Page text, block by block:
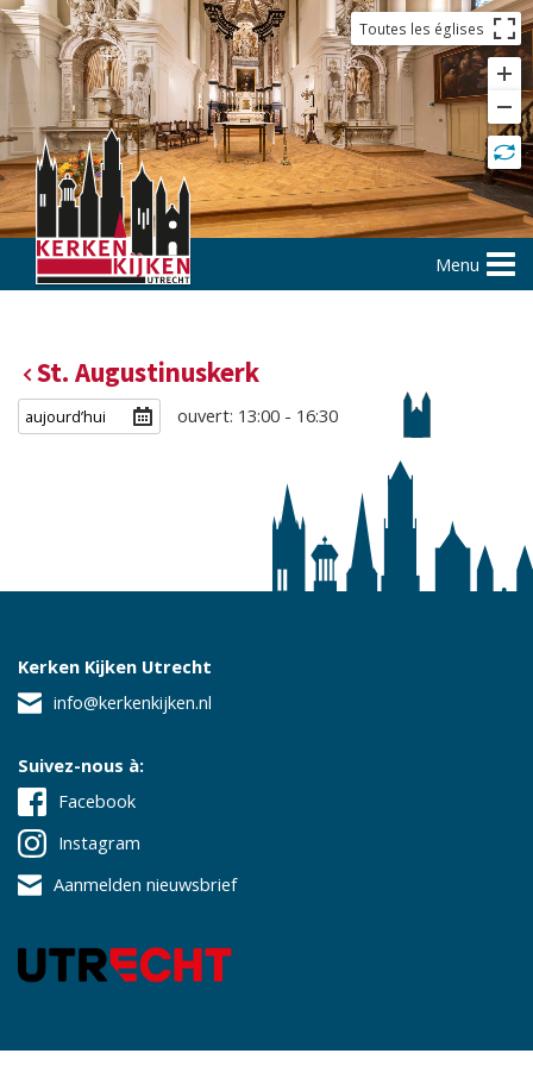
Toutes les églises
Menu
St. Augustinuskerk
ouvert: 13:00 - 16:30
Kerken Kijken Utrecht
info@kerkenkijken.nl
Suivez-nous à:
Facebook
Instagram
Aanmelden nieuwsbrief